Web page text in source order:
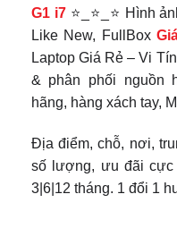
G1 i7⭐_⭐_⭐ Hình
Like New, FullBox
Laptop Giá Rẻ – Vi
& phân phối nguồn
hãng, hàng xách tay,
Địa điểm, chỗ, nơi,
số lượng, ưu đãi cực
3|6|12 tháng. 1 đổi 1